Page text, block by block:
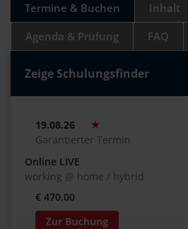
Termine & Buchen
Inhalt
Agenda & Prüfung
FAQ
Zeige Schulungsfinder
19.08.26
Garantierter Termin
Online LIVE
working @ home / hybrid
€ 470,00